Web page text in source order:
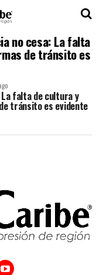
no cesa: La falta
de tránsito es
falta de cultura y
tránsito es evidente